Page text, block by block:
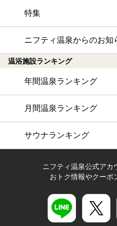
特集
ニフティ温泉からのお知
温浴施設ランキング
年間温泉ランキング
月間温泉ランキング
サウナランキング
ニフティ温泉公式アカ
おトク情報やクーポ